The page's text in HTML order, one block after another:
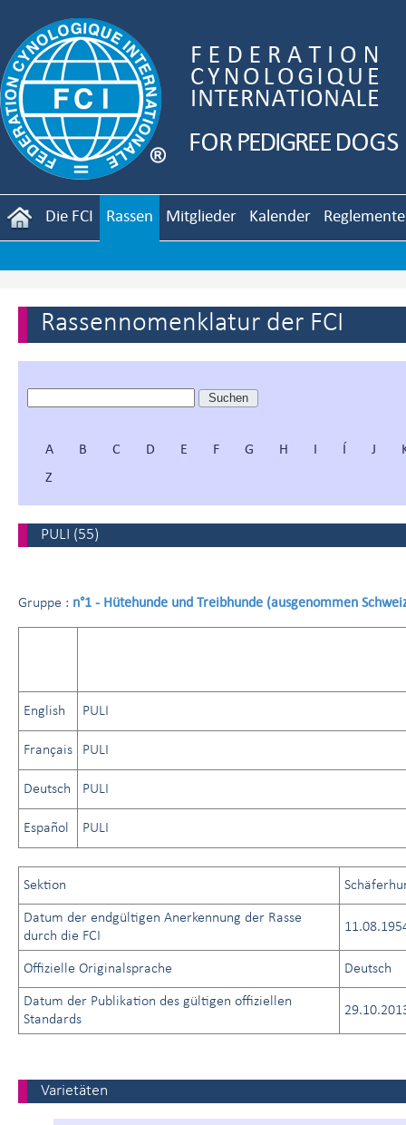
Die FCI Rassen Mitglieder Kalender Reglemente
Rassennomenklatur der FCI
A B C D E F G H I Í J
Z
PULI (55)
Gruppe : n°1 - Hütehunde und Treibhunde (ausgenommen
English PULI
Français PULI
Deutsch PULI
Español PULI
Sektion
Datum der endgültigen Anerkennung der Rasse
durch die FCI
Offizielle Originalsprache Deutsch
Datum der Publikation des gültigen offiziellen
Standards
Varietäten